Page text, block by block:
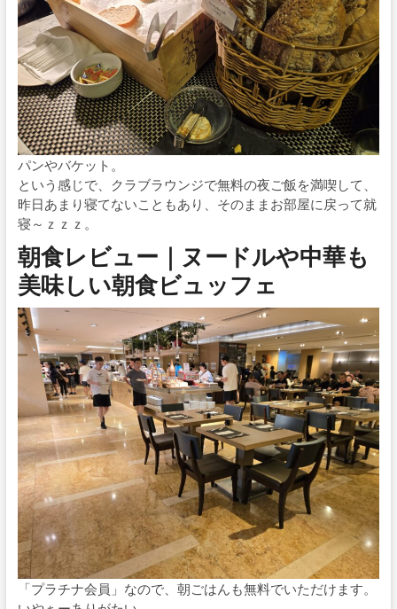
パンやバケット。
という感じで、クラブラウンジで無料の夜ご飯を満喫して、
昨日あまり寝てないこともあり、そのままお部屋に戻って就
寝～ｚｚｚ。
朝食レビュー｜ヌードルや中華も
美味しい朝食ビュッフェ
「プラチナ会員」なので、朝ごはんも無料でいただけます。